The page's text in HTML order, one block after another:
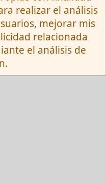
reglas
R
S
S
® © 2010-
realizar el análisis
mejorar mis
relacionada
el análisis de